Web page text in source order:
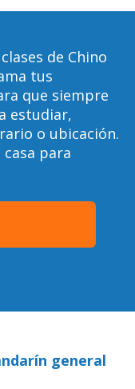
de Chino
tus
que siempre
estudiar,
o ubicación.
para
general